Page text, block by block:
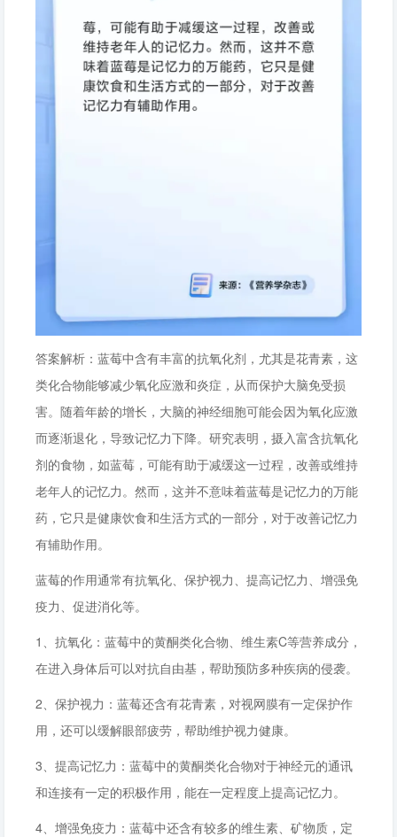
答案解析：蓝莓中含有丰富的抗氧化剂，尤其是花青素，这
类化合物能够减少氧化应激和炎症，从而保护大脑免受损
害。随着年龄的增长，大脑的神经细胞可能会因为氧化应激
而逐渐退化，导致记忆力下降。研究表明，摄入富含抗氧化
剂的食物，如蓝莓，可能有助于减缓这一过程，改善或维持
老年人的记忆力。然而，这并不意味着蓝莓是记忆力的万能
药，它只是健康饮食和生活方式的一部分，对于改善记忆力
有辅助作用。
蓝莓的作用通常有抗氧化、保护视力、提高记忆力、增强免
疫力、促进消化等。
1、抗氧化：蓝莓中的黄酮类化合物、维生素C等营养成分，
在进入身体后可以对抗自由基，帮助预防多种疾病的侵袭。
2、保护视力：蓝莓还含有花青素，对视网膜有一定保护作
用，还可以缓解眼部疲劳，帮助维护视力健康。
3、提高记忆力：蓝莓中的黄酮类化合物对于神经元的通讯
和连接有一定的积极作用，能在一定程度上提高记忆力。
4、增强免疫力：蓝莓中还含有较多的维生素、矿物质，定